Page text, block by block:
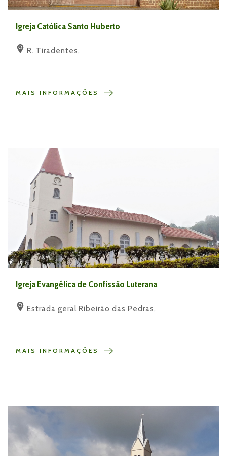
Igreja Católica Santo Huberto
R. Tiradentes,
MAIS INFORMAÇÕES
Igreja Evangélica de Confissão Luterana
Estrada geral Ribeirão das Pedras,
MAIS INFORMAÇÕES